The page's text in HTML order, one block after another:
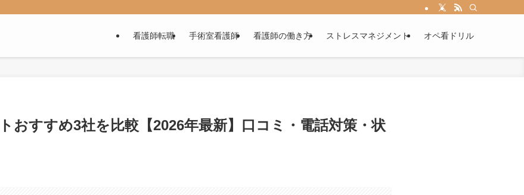
看護師転職 手術室看護師 看護師の働き方 ストレスマネジメント オペ看ドリル
おすすめ3社を比較【2026年最新】口コミ・電話対策・状